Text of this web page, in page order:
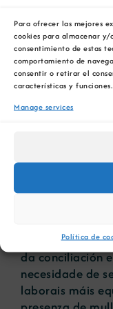
Para ofrecer las mejores
cookies para almacenar
consentimiento de estas
comportamiento de
consentir o retirar el
características y funciones.
Manage services
Política de
Trancón acudiu
entidade,
de diálogo
e o poder de
a súa
Ao longo das
como o teito
as
autoridade, así
en igualdade,
se puxo o foco
da conciliación
necesidade de
laborais máis